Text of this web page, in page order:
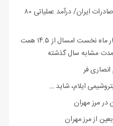
تغییر مثبت در عملکرد مالی بانک صادرات ایران/ درآمد عملیاتی ۸۰
حق بیمه تولیدی بیمه ملت در چهار ماه نخست امسال از ۱۴.۵ همت
فر
ایلام، شاید …
در مرز مهران